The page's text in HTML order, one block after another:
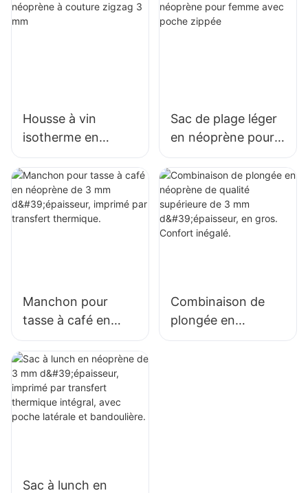
Housse à vin
isotherme en
néoprène à couture
zigzag 3 mm
Sac de plage léger
en néoprène pour
femme avec poche
zippée
Manchon pour
tasse à café en
néoprène de 3 mm
d'épaisseur,
imprimé par
transfert
thermique.
Combinaison de
plongée en
néoprène de
Sac à lunch en